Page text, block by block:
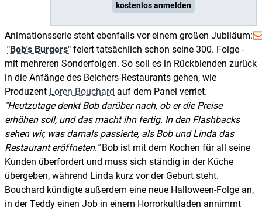
kostenlos anmelden
Animationsserie steht ebenfalls vor einem großen Jubiläum:
"Bob's Burgers" feiert tatsächlich schon seine 300. Folge -
mit mehreren Sonderfolgen. So soll es in Rückblenden zurück
in die Anfänge des Belchers-Restaurants gehen, wie
Produzent Loren Bouchard auf dem Panel verriet.
Heutzutage denkt Bob darüber nach, ob er die Preise
erhöhen soll, und das macht ihn fertig. In den Flashbacks
sehen wir, was damals passierte, als Bob und Linda das
Restaurant eröffneten. Bob ist mit dem Kochen für all seine
Kunden überfordert und muss sich ständig in der Küche
übergeben, während Linda kurz vor der Geburt steht.
Bouchard kündigte außerdem eine neue Halloween-Folge an,
in der Teddy einen Job in einem Horrorkultladen annimmt